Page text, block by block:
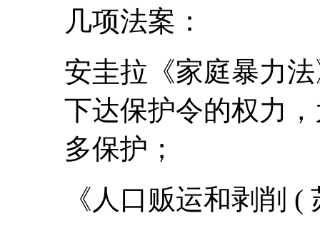
几项法案：
安圭拉《家庭暴力
下达保护令的权力
多保护；
《人口贩运和剥削